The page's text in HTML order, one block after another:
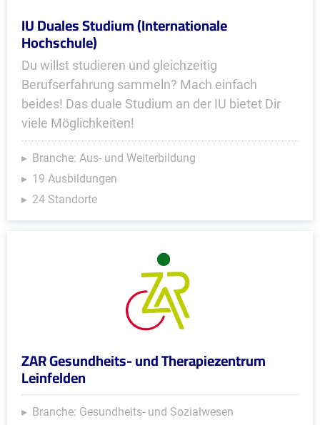
IU Duales Studium (Internationale
Hochschule)
Du willst studieren und gleichzeitig
Berufserfahrung sammeln? Mach einfach
beides! Das duale Studium an der IU bietet Dir
viele Möglichkeiten!
Branche: Aus- und Weiterbildung
19 Ausbildungen
24 Standorte
ZAR Gesundheits- und Therapiezentrum
Leinfelden
Branche: Gesundheits- und Sozialwesen